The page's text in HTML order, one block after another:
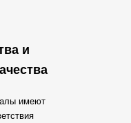
и
имеют